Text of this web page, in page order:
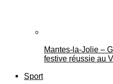
Mantes-la-Jolie –
festive réussie au
Sport